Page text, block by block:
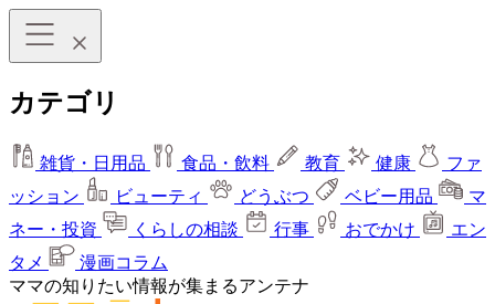
カテゴリ
雑貨・日用品 食品・飲料 教育 健康
ファ
ッション
ビューティ どうぶつ ベビー用品
マ
ネー・投資
くらしの相談 行事 おでかけ
エン
タメ
漫画コラム
ママの知りたい情報が集まるアンテナ